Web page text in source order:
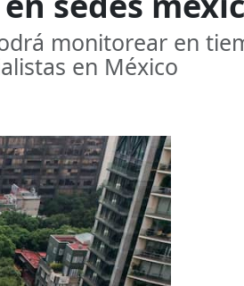
monitorear en
en México